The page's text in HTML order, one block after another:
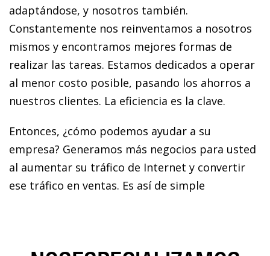
adaptándose, y nosotros también.
Constantemente nos reinventamos a nosotros
mismos y encontramos mejores formas de
realizar las tareas. Estamos dedicados a operar
al menor costo posible, pasando los ahorros a
nuestros clientes. La eficiencia es la clave.
Entonces, ¿cómo podemos ayudar a su
empresa? Generamos más negocios para usted
al aumentar su tráfico de Internet y convertir
ese tráfico en ventas. Es así de simple